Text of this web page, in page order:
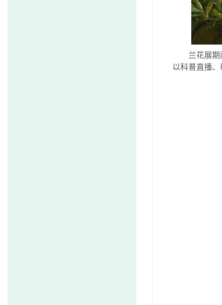
兰花展
以科普直播